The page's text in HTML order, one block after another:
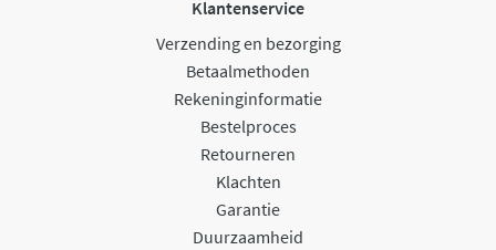
Klantenservice
Verzending en bezorging
Betaalmethoden
Rekeninginformatie
Bestelproces
Retourneren
Klachten
Garantie
Duurzaamheid